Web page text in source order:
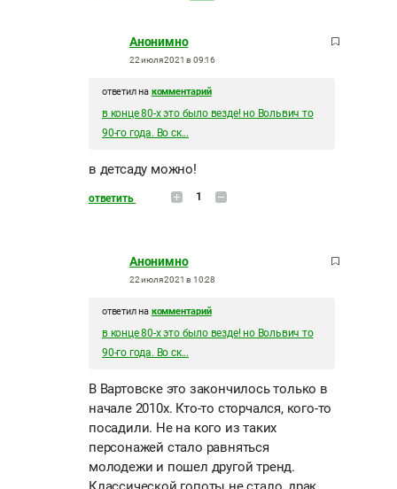
Анонимно
22 июля 2021 в 09:16
ответил на комментарий
в конце 80-х это было везде! но Вольвич то
90-го года. Во ск...
в детсаду можно!
ответить 1
Анонимно
22 июля 2021 в 10:28
ответил на комментарий
в конце 80-х это было везде! но Вольвич то
90-го года. Во ск...
В Вартовске это закончилось только в
начале 2010х. Кто-то сторчался, кого-то
посадили. Не на кого из таких
персонажей стало равняться
молодежи и пошел другой тренд.